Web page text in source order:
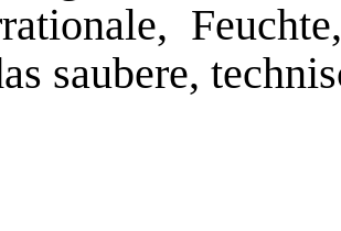
saubere,